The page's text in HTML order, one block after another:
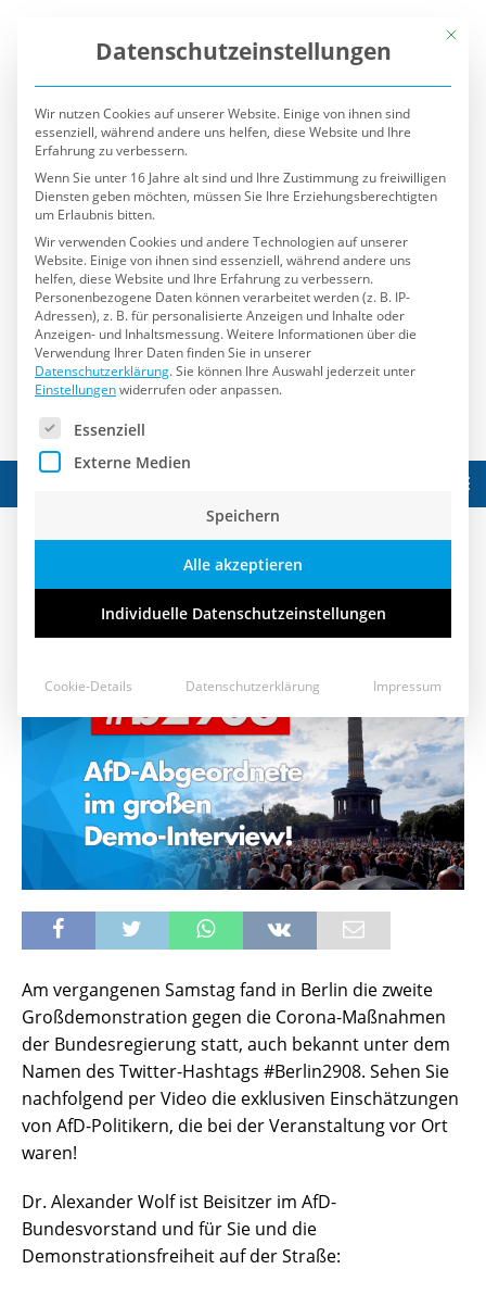
AfD-Politiker bei #Berlin2908
Am vergangenen Samstag fand in Berlin die zweite
Großdemonstration gegen die Corona-Maßnahmen
der Bundesregierung statt, auch bekannt unter dem
Namen des Twitter-Hashtags #Berlin2908. Sehen Sie
nachfolgend per Video die exklusiven Einschätzungen
von AfD-Politikern, die bei der Veranstaltung vor Ort
waren!
Dr. Alexander Wolf ist Beisitzer im AfD-
Bundesvorstand und für Sie und die
Demonstrationsfreiheit auf der Straße:
Mit
Datenschutzeinstellungen
Wir nutzen Cookies auf unserer Website. Einige von ihnen sind
essenziell, während andere uns helfen, diese Website und Ihre
Erfahrung zu verbessern.
Wenn Sie unter 16 Jahre alt sind und Ihre Zustimmung zu freiwilligen
Diensten geben möchten, müssen Sie Ihre Erziehungsberechtigten
um Erlaubnis bitten.
Wir verwenden Cookies und andere Technologien auf unserer
Website. Einige von ihnen sind essenziell, während andere uns
helfen, diese Website und Ihre Erfahrung zu verbessern.
Personenbezogene Daten können verarbeitet werden (z. B. IP-
Adressen), z. B. für personalisierte Anzeigen und Inhalte oder
Anzeigen- und Inhaltsmessung.Weitere Informationen über die
Verwendung Ihrer Daten finden Sie in unserer
Datenschutzerklärung.Sie können Ihre Auswahl jederzeit unter
Einstellungenwiderrufen oder anpassen.
Es folgt eine Liste der Service-Gruppen, für die eine
Essenziell
Externe Medien
Speichern
Alle akzeptieren
Individuelle Datenschutzeinstellungen
Cookie-Details Datenschutzerklärung Impressum